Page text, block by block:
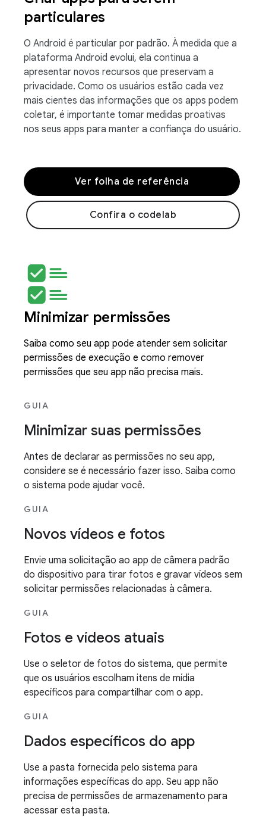
particulares
O Android é particular por padrão. À medida que a
plataforma Android evolui, ela continua a
apresentar novos recursos que preservam a
privacidade. Como os usuários estão cada vez
mais cientes das informações que os apps podem
coletar, é importante tomar medidas proativas
nos seus apps para manter a confiança do usuário.
Ver folha de referência
Confira o codelab
Minimizar permissões
Saiba como seu app pode atender sem solicitar
permissões de execução e como remover
permissões que seu app não precisa mais.
GUIA
Minimizar suas permissões
Antes de declarar as permissões no seu app,
considere se é necessário fazer isso. Saiba como
o sistema pode ajudar você.
GUIA
Novos vídeos e fotos
Envie uma solicitação ao app de câmera padrão
do dispositivo para tirar fotos e gravar vídeos sem
solicitar permissões relacionadas à câmera.
GUIA
Fotos e vídeos atuais
Use o seletor de fotos do sistema, que permite
que os usuários escolham itens de mídia
específicos para compartilhar com o app.
GUIA
Dados específicos do app
Use a pasta fornecida pelo sistema para
informações específicas do app. Seu app não
precisa de permissões de armazenamento para
acessar esta pasta.